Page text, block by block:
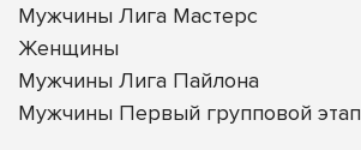
Мужчины Лига Мастерс
Женщины
Мужчины Лига Пайлона
Мужчины Первый групповой этап